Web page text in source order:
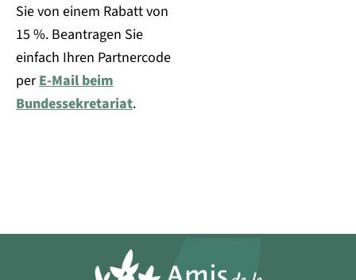
Sie von einem Rabatt von
15 %. Beantragen Sie
einfach Ihren Partnercode
perE-Mail beim
Bundessekretariat.